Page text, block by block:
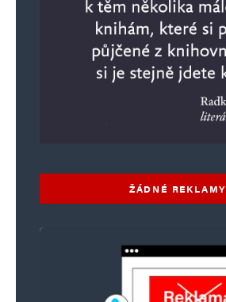
ŽÁDNÉ REKLAMY